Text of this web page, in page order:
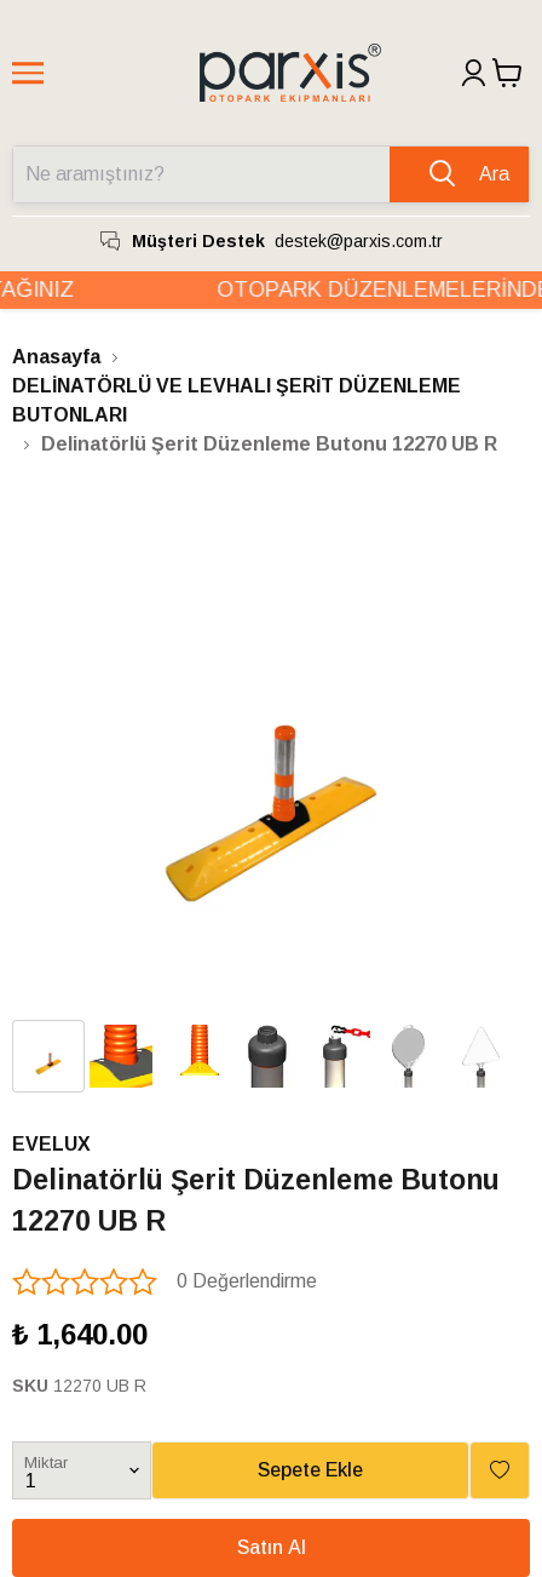
Ara
Müşteri Destek destek@parxis.com.tr
OTOPARK
Anasayfa
DELİNATÖRLÜ VE LEVHALI ŞERİT DÜZENLEME
BUTONLARI
Delinatörlü Şerit Düzenleme Butonu 12270 UB R
EVELUX
Delinatörlü Şerit Düzenleme Butonu
12270 UB R
0 Değerlendirme
₺ 1,640.00
SKU 12270 UB R
Miktar Sepete Ekle
Satın Al